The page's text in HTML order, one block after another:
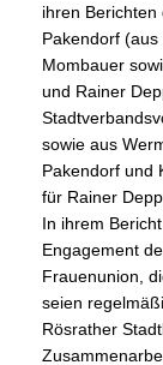
ihren
Pakendorf
Mombauer
und Rainer
sowie aus
Pakendorf und
für Rainer
In ihrem
Engagement
Frauenunion,
seien
Rösrather